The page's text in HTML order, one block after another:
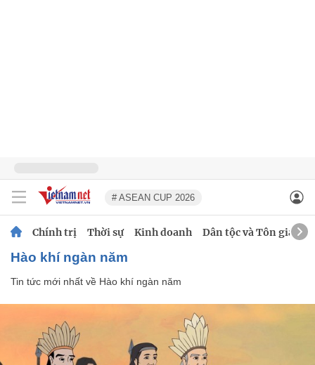
# ASEAN CUP 2026
Chính trị Thời sự Kinh doanh Dân tộc và Tôn giáo
Hào khí ngàn năm
Tin tức mới nhất về Hào khí ngàn năm